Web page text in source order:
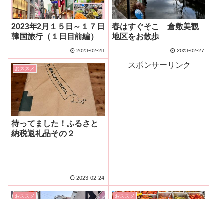
2023年2月１５日～１７日
韓国旅行（１日目前編）
2023-02-28
春はすぐそこ 倉敷美観
地区をお散歩
2023-02-27
おススメ
待ってました！ふるさと
納税返礼品その２
2023-02-24
スポンサーリンク
おススメ おススメ